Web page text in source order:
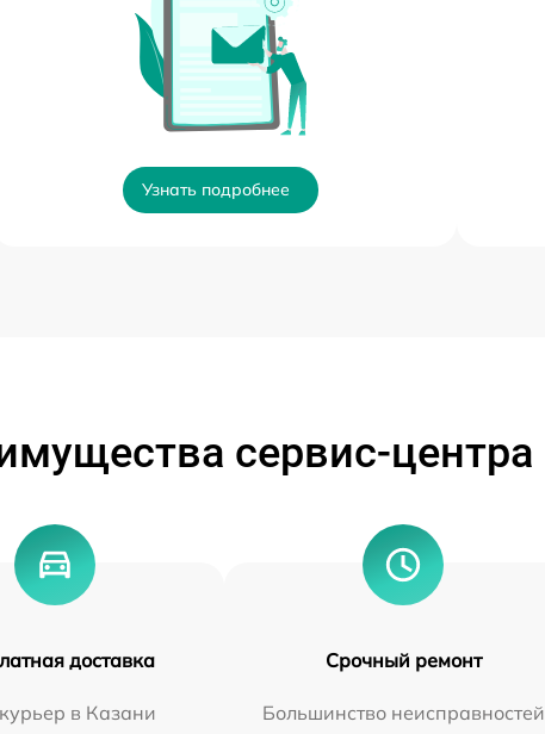
Узнать подробнее
сервис-центра
доставка
в Казани
Срочный ремонт
Большинство неисправностей